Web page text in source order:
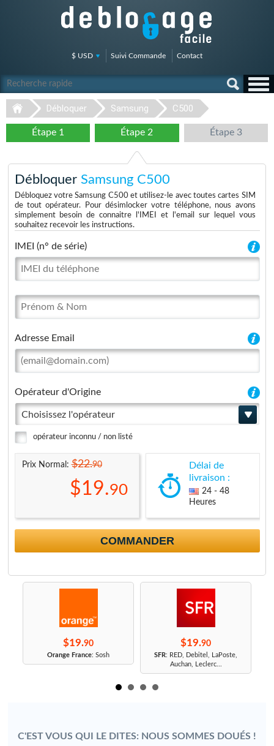
$ USD Suivi Commande Contact
Débloquer Samsung C500
Étape 1 Étape 2 Étape 3
Débloquer Samsung C500
Débloquez votre Samsung C500 et utilisez-le avec toutes cartes SIM
de tout opérateur. Pour désimlocker votre téléphone, nous avons
simplement besoin de connaitre l'IMEI et l'email sur lequel vous
souhaitez recevoir les instructions.
IMEI (n° de série)
Adresse Email
Opérateur d'Origine
Choisissez l'opérateur
opérateur inconnu / non listé
Prix Normal:$22.90
$19.90
Délai de
livraison :
24 - 48
Heures
COMMANDER
$19.90
Orange France: Sosh
$19.90
SFR: RED, Debitel, LaPoste,
Auchan, Leclerc...
C'EST VOUS QUI LE DITES: NOUS SOMMES DOUÉS !